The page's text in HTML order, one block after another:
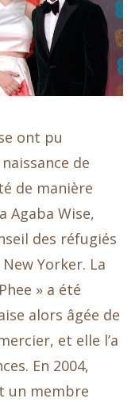
ont pu
de
de manière
Agaba Wise,
des réfugiés
Yorker. La
» a été
alors âgée de
et elle l’a
En 2004,
un membre